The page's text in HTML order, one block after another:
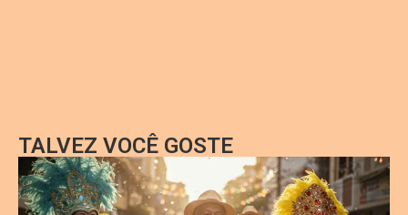
TALVEZ VOCÊ GOSTE